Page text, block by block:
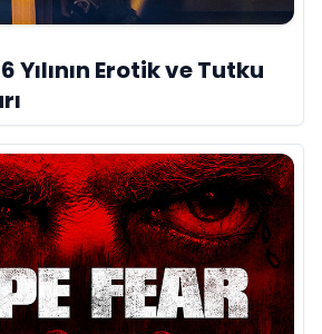
Yılının Erotik ve Tutku